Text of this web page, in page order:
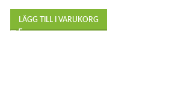
LÄGG TILL I VARUKORG